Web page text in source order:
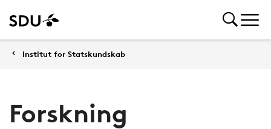
Institut for Statskundskab
Forskning